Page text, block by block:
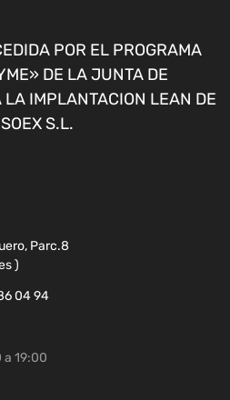
POR EL PROGRAMA
DE LA JUNTA DE
IMPLANTACION LEAN DE
S.L.
Parc.8
)
04 94
a 19:00